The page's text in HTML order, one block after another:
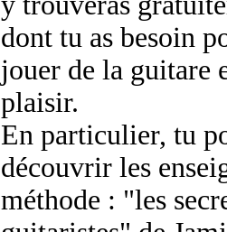
dont tu as besoin
jouer de la guitare
plaisir.
En particulier, tu
découvrir les
méthode : "les